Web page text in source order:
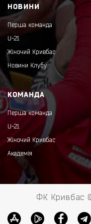
НОВИНИ
Перша команда
U-21
Жіночий Кривбас
Новини Клубу
КОМАНДА
Перша команда
U-21
Жіночий Кривбас
Академія
ФК Кривбас